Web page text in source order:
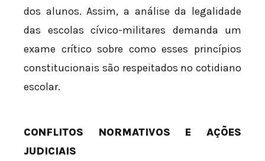
dos alunos. Assim, a análise da legalidade
das escolas cívico-militares demanda um
exame crítico sobre como esses princípios
constitucionais são respeitados no cotidiano
escolar.
CONFLITOS NORMATIVOS E AÇÕES
JUDICIAIS